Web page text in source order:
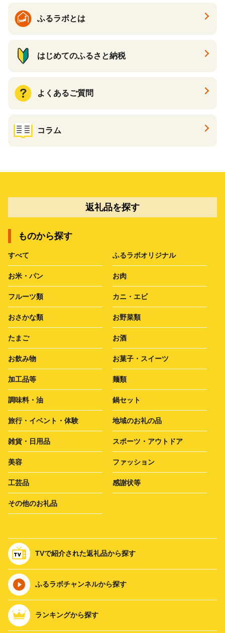
ふるラボとは
はじめてのふるさと納税
よくあるご質問
コラム
返礼品を探す
ものから探す
すべて ふるラボオリジナル
お米・パン お肉
フルーツ類 カニ・エビ
おさかな類 お野菜類
たまご お酒
お飲み物 お菓子・スイーツ
加工品等 麺類
調味料・油 鍋セット
旅行・イベント・体験 地域のお礼の品
雑貨・日用品 スポーツ・アウトドア
美容 ファッション
工芸品 感謝状等
その他のお礼品
TVで紹介された返礼品から探す
ふるラボチャンネルから探す
ランキングから探す